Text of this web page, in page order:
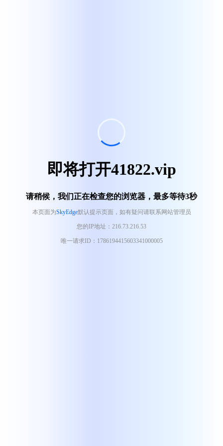
即将打开41822.vip
请稍候，我们正在检查您的浏览器，最多等待3秒
本页面为SkyEdge默认提示页面，如有疑问请联系网站管理员
您的IP地址：216.73.216.53
唯一请求ID：1786194415603341000005